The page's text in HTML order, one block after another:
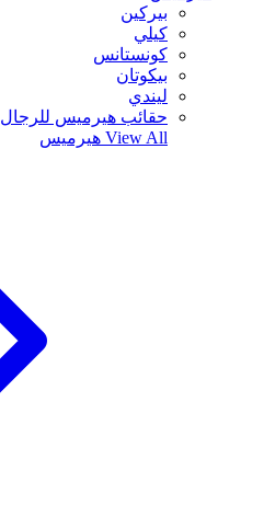
بيركين
كيلي
كونستانس
بيكوتان
ليندي
حقائب هيرميس للرجال
View All هيرميس